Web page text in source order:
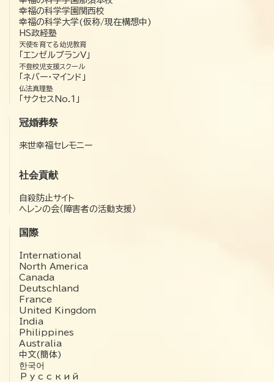
幸福の科学学園関西校
幸福の科学大学(仮称/現在構想中)
HS政経塾
天使を育てる幼児教育
「エンゼルプランV」
不登校児支援スクール
「ネバー・マインド」
仏法真理塾
「サクセスNo.1」
冠婚葬祭
来世幸福セレモニー
社会貢献
自殺防止サイト
ヘレンの会（障害者の活動支援）
国際
International
North America
Canada
Deutschland
France
United Kingdom
India
Philippines
Australia
中文(簡体)
한국어
Русский